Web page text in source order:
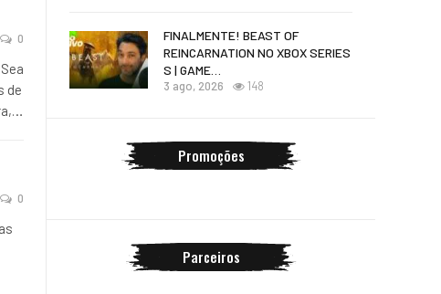
0
de
…
0
FINALMENTE! BEAST OF
REINCARNATION NO XBOX SERIES
S | GAME…
3 ago, 2026 148
Promoções
Parceiros